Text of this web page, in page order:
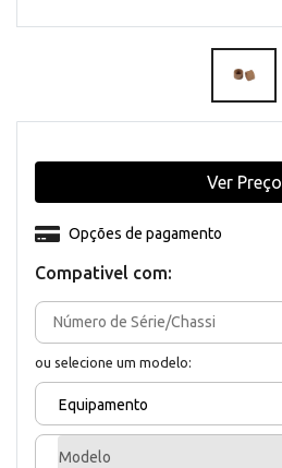
Compativel com:
ou selecione um modelo:
Equipamento
Modelo
Opções de pagamento
Ver Preço